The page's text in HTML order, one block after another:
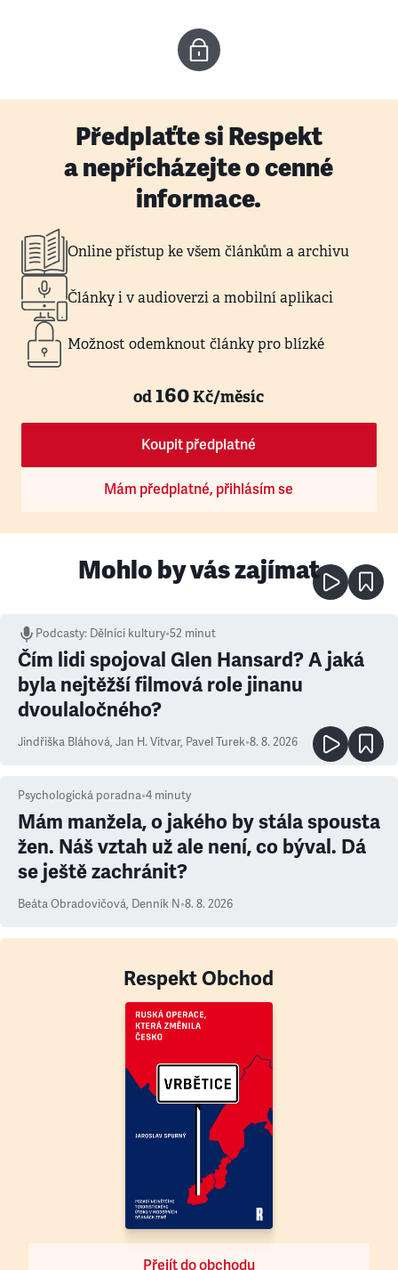
Předplaťte si Respekt
a nepřicházejte o cenné
informace.
Online přístup ke všem článkům a archivu
Články i v audioverzi a mobilní aplikaci
Možnost odemknout články pro blízké
od160Kč/měsíc
Koupit předplatné
Mám předplatné, přihlásím se
Mohlo by vás zajímat
Podcasty: Dělníci kultury•52 minut
Čím lidi spojoval Glen Hansard? A jaká
byla nejtěžší filmová role jinanu
dvoulaločného?
Jindřiška Bláhová, Jan H. Vitvar, Pavel Turek•8. 8. 2026
Psychologická poradna•4 minuty
Mám manžela, o jakého by stála spousta
žen. Náš vztah už ale není, co býval. Dá
se ještě zachránit?
Beáta Obradovičová, Denník N•8. 8. 2026
Respekt Obchod
Přejít do obchodu